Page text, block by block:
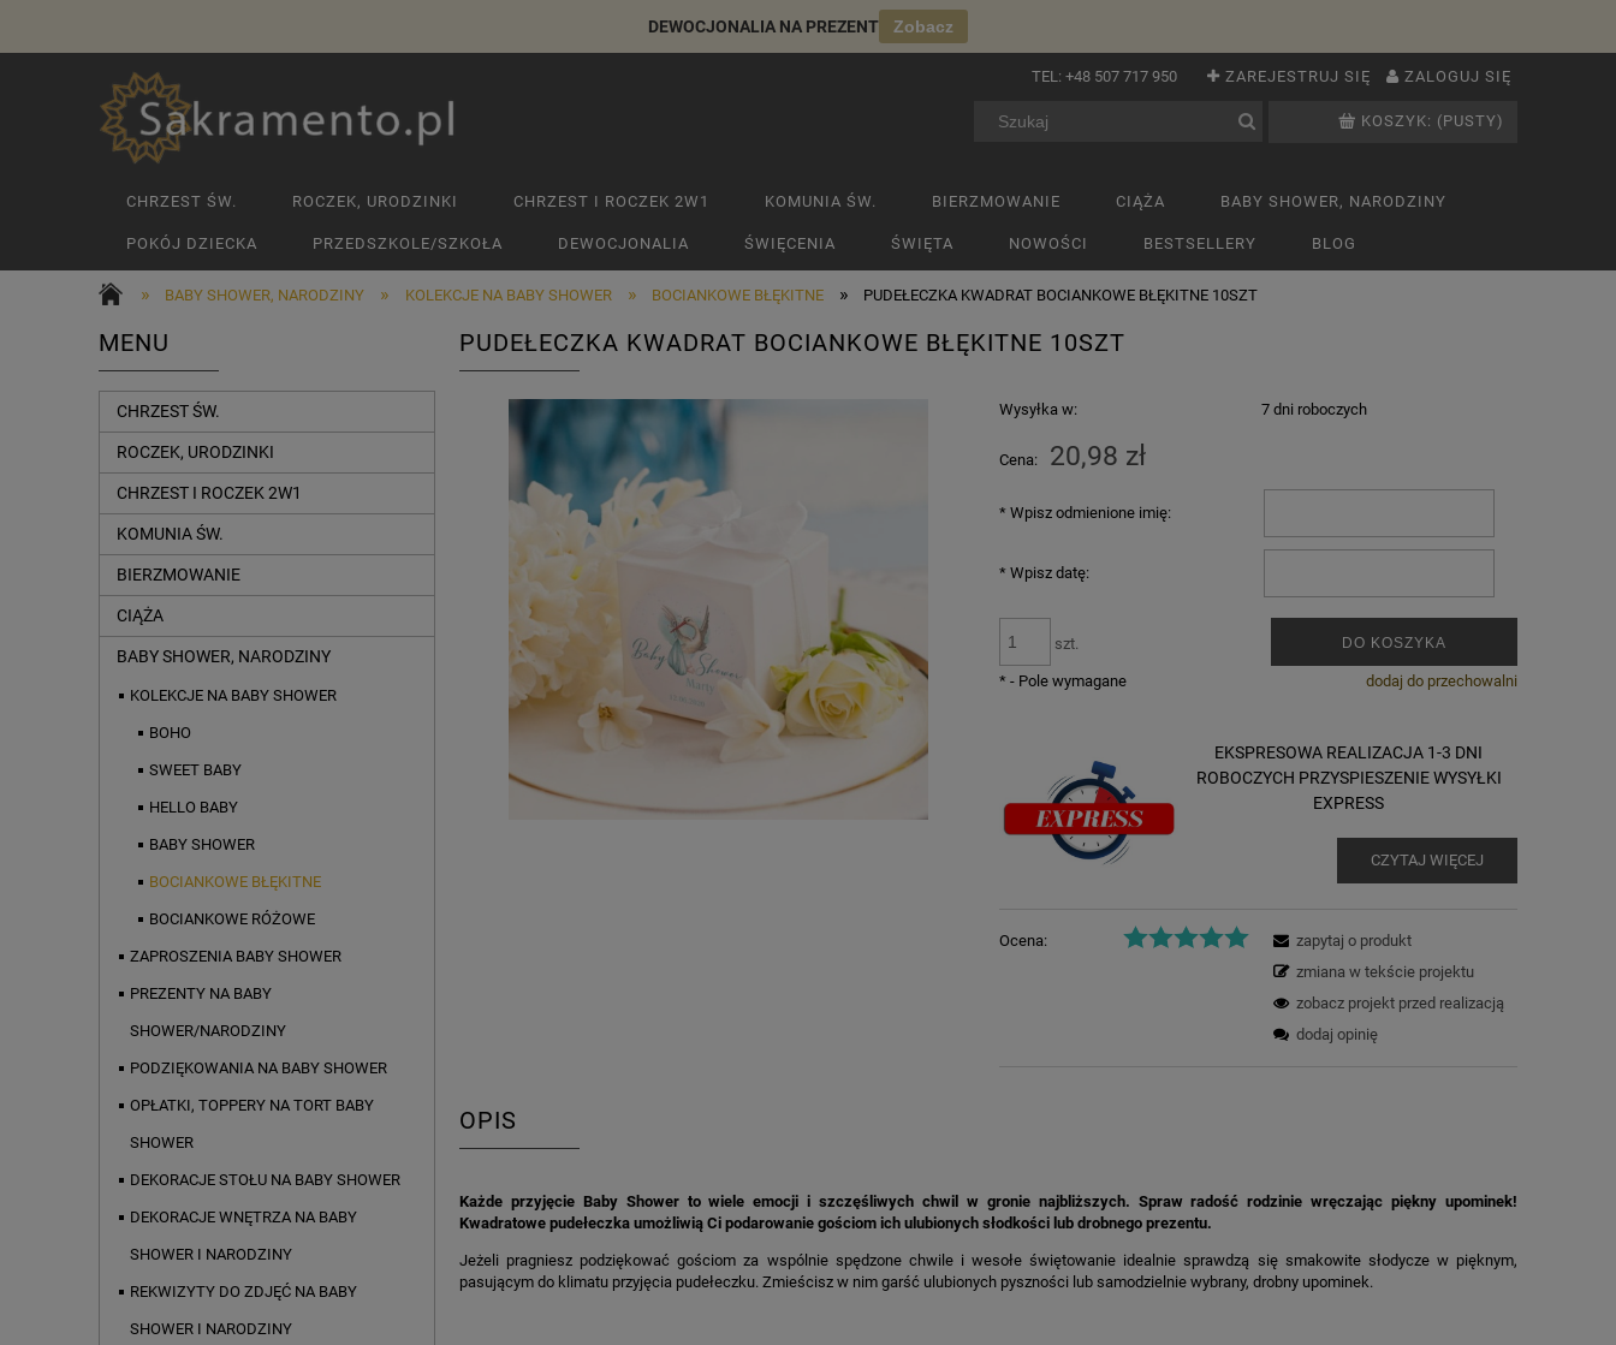
DEWOCJONALIA NA PREZENT Zobacz
ZAREJESTRUJ SIĘ ZALOGUJ SIĘ
TEL: +48 507 717 950
KOSZYK: (PUSTY)
CHRZEST ŚW. ROCZEK, URODZINKI CHRZEST I ROCZEK 2W1 KOMUNIA ŚW. BIERZMOWANIE CIĄŻA BABY SHOWER, NARODZINY
POKÓJ DZIECKA PRZEDSZKOLE/SZKOŁA DEWOCJONALIA ŚWIĘCENIA ŚWIĘTA NOWOŚCI BESTSELLERY BLOG
» BABY SHOWER, NARODZINY » KOLEKCJE NA BABY SHOWER » BOCIANKOWE BŁĘKITNE » PUDEŁECZKA KWADRAT BOCIANKOWE BŁĘKITNE 10SZT
MENU
CHRZEST ŚW.
ROCZEK, URODZINKI
CHRZEST I ROCZEK 2W1
KOMUNIA ŚW.
BIERZMOWANIE
CIĄŻA
BABY SHOWER, NARODZINY
KOLEKCJE NA BABY SHOWER
BOHO
SWEET BABY
HELLO BABY
BABY SHOWER
BOCIANKOWE BŁĘKITNE
BOCIANKOWE RÓŻOWE
ZAPROSZENIA BABY SHOWER
PREZENTY NA BABY
SHOWER/NARODZINY
PODZIĘKOWANIA NA BABY SHOWER
OPŁATKI, TOPPERY NA TORT BABY
SHOWER
DEKORACJE STOŁU NA BABY SHOWER
DEKORACJE WNĘTRZA NA BABY
SHOWER I NARODZINY
REKWIZYTY DO ZDJĘĆ NA BABY
SHOWER I NARODZINY
PUDEŁECZKA KWADRAT BOCIANKOWE BŁĘKITNE 10SZT
Wysyłka w: 7 dni roboczych
Cena: 20,98 zł
* Wpisz odmienione imię:
* Wpisz datę:
szt. DO KOSZYKA
dodaj do przechowalni
* - Pole wymagane
EKSPRESOWA REALIZACJA 1-3 DNI
ROBOCZYCH PRZYSPIESZENIE WYSYŁKI
EXPRESS
CZYTAJ WIĘCEJ
Ocena:
zapytaj o produkt
zmiana w tekście projektu
zobacz projekt przed realizacją
dodaj opinię
OPIS
Każde przyjęcie Baby Shower to wiele emocji i szczęśliwych chwil w gronie najbliższych. Spraw radość rodzinie wręczając piękny upominek!
Kwadratowe pudełeczka umożliwią Ci podarowanie gościom ich ulubionych słodkości lub drobnego prezentu.
Jeżeli pragniesz podziękować gościom za wspólnie spędzone chwile i wesołe świętowanie idealnie sprawdzą się smakowite słodycze w pięknym,
pasującym do klimatu przyjęcia pudełeczku. Zmieścisz w nim garść ulubionych pyszności lub samodzielnie wybrany, drobny upominek.